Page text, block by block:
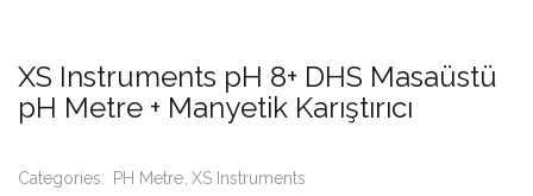
XS Instruments pH 8+ DHS Masaüstü
pH Metre + Manyetik Karıştırıcı
Categories: PH Metre XS Instruments